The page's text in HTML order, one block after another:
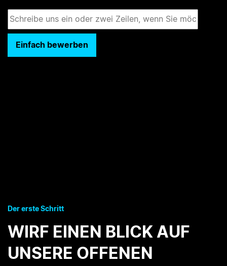
Der erste Schritt
WIRF EINEN BLICK AUF
UNSERE OFFENEN